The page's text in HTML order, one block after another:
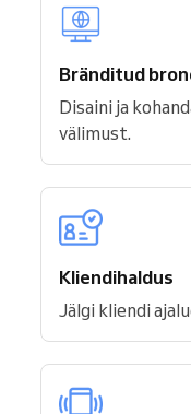
Bränditud
Disaini ja
välimust.
Kliendihaldus
Jälgi kliendi